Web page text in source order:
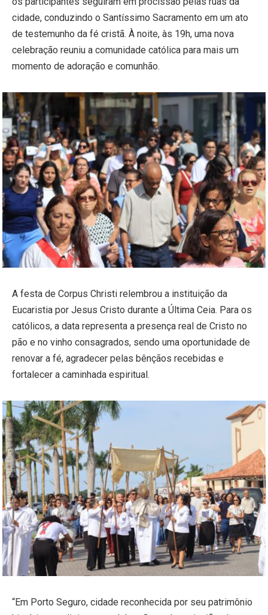
cidade, conduzindo o Santíssimo Sacramento em um ato
de testemunho da fé cristã. À noite, às 19h, uma nova
celebração reuniu a comunidade católica para mais um
momento de adoração e comunhão.
A festa de Corpus Christi relembrou a instituição da
Eucaristia por Jesus Cristo durante a Última Ceia. Para os
católicos, a data representa a presença real de Cristo no
pão e no vinho consagrados, sendo uma oportunidade de
renovar a fé, agradecer pelas bênçãos recebidas e
fortalecer a caminhada espiritual.
“Em Porto Seguro, cidade reconhecida por seu patrimônio